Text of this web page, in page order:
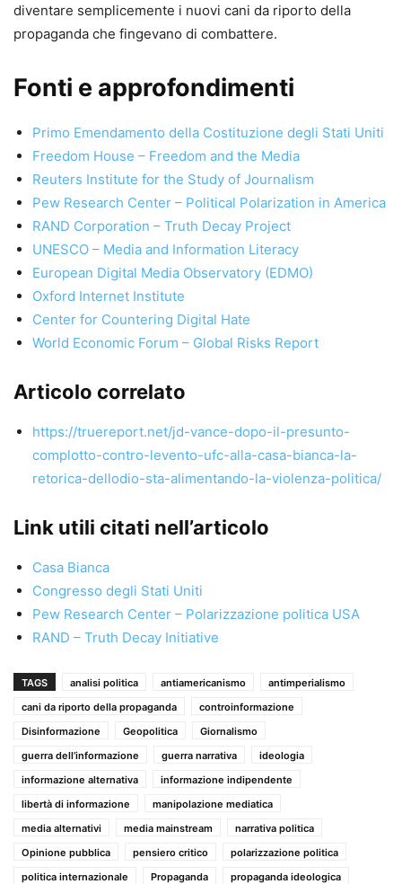
diventare semplicemente i nuovi cani da riporto della
propaganda che fingevano di combattere.
Fonti e approfondimenti
Primo Emendamento della Costituzione degli Stati Uniti
Freedom House – Freedom and the Media
Reuters Institute for the Study of Journalism
Pew Research Center – Political Polarization in America
RAND Corporation – Truth Decay Project
UNESCO – Media and Information Literacy
European Digital Media Observatory (EDMO)
Oxford Internet Institute
Center for Countering Digital Hate
World Economic Forum – Global Risks Report
Articolo correlato
https://truereport.net/jd-vance-dopo-il-presunto-
complotto-contro-levento-ufc-alla-casa-bianca-la-
retorica-dellodio-sta-alimentando-la-violenza-politica/
Link utili citati nell’articolo
Casa Bianca
Congresso degli Stati Uniti
Pew Research Center – Polarizzazione politica USA
RAND – Truth Decay Initiative
TAGS analisi politica antiamericanismo
antimperialismo
cani da riporto della propaganda
controinformazione
Disinformazione
Geopolitica
Giornalismo
guerra dell’informazione
guerra narrativa
ideologia
informazione alternativa
informazione indipendente
libertà di informazione
manipolazione mediatica
media alternativi
media mainstream
narrativa politica
Opinione pubblica
pensiero critico
polarizzazione politica
politica internazionale
Propaganda
propaganda ideologica